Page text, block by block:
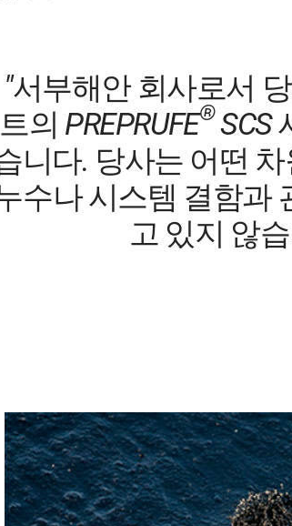
Login
"서부해안 회사로서
트의 PREPRUFE®SCS
니다. 당사는 어떤
수나 시스템 결함과
고 있지 않